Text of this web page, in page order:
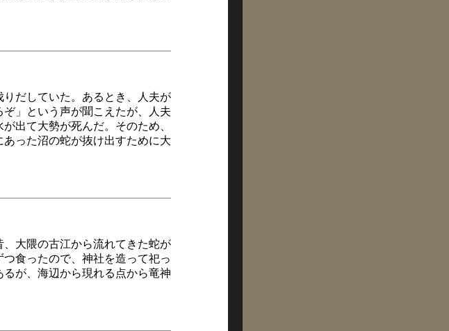
だしていた。あるとき、人夫が
」という声が聞こえたが、人夫
出て大勢が死んだ。そのため、
った沼の蛇が抜け出すために大
大隈の古江から流れてきた蛇が
食ったので、神社を造って祀っ
が、海辺から現れる点から竜神